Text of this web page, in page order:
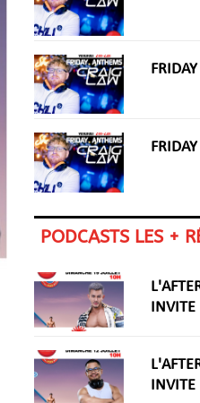
PODCASTS LES +
INVITE
INVITE